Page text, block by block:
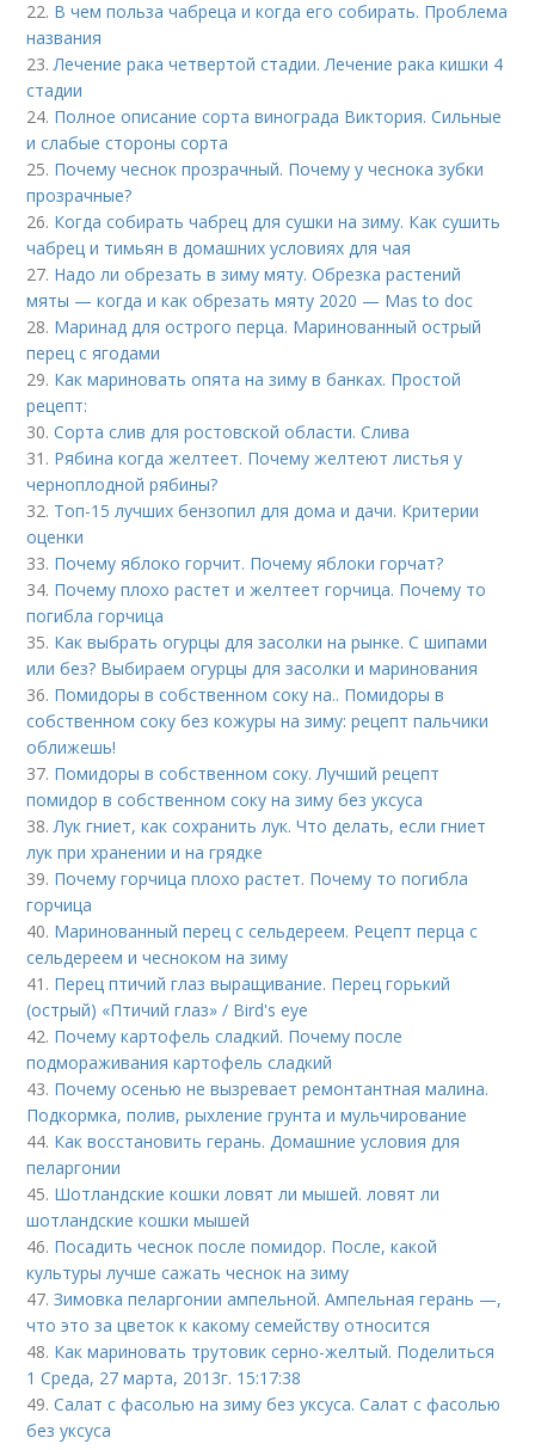
22. В чем польза чабреца и когда его собирать. Проблема
названия
23.Лечение рака четвертой стадии. Лечение рака кишки 4
стадии
24. Полное описание сорта винограда Виктория. Сильные
и слабые стороны сорта
25. Почему чеснок прозрачный. Почему у чеснока зубки
прозрачные?
26. Когда собирать чабрец для сушки на зиму. Как сушить
чабрец и тимьян в домашних условиях для чая
27. Надо ли обрезать в зиму мяту. Обрезка растений
мяты — когда и как обрезать мяту 2020 — Mas to doc
28. Маринад для острого перца. Маринованный острый
перец с ягодами
29. Как мариновать опята на зиму в банках. Простой
рецепт:
30.Сорта слив для ростовской области. Слива
31. Рябина когда желтеет. Почему желтеют листья у
черноплодной рябины?
32. Топ-15 лучших бензопил для дома и дачи. Критерии
оценки
33. Почему яблоко горчит. Почему яблоки горчат?
34. Почему плохо растет и желтеет горчица. Почему то
погибла горчица
35. Как выбрать огурцы для засолки на рынке. С шипами
или без? Выбираем огурцы для засолки и маринования
36. Помидоры в собственном соку на.. Помидоры в
собственном соку без кожуры на зиму: рецепт пальчики
оближешь!
37. Помидоры в собственном соку. Лучший рецепт
помидор в собственном соку на зиму без уксуса
38.Лук гниет, как сохранить лук. Что делать, если гниет
лук при хранении и на грядке
39. Почему горчица плохо растет. Почему то погибла
горчица
40. Маринованный перец с сельдереем. Рецепт перца с
сельдереем и чесноком на зиму
41. Перец птичий глаз выращивание. Перец горький
(острый) «Птичий глаз» / Bird's eye
42. Почему картофель сладкий. Почему после
подмораживания картофель сладкий
43. Почему осенью не вызревает ремонтантная малина.
Подкормка, полив, рыхление грунта и мульчирование
44. Как восстановить герань. Домашние условия для
пеларгонии
45. Шотландские кошки ловят ли мышей. ловят ли
шотландские кошки мышей
46. Посадить чеснок после помидор. После, какой
культуры лучше сажать чеснок на зиму
47.Зимовка пеларгонии ампельной. Ампельная герань —,
что это за цветок к какому семейству относится
48. Как мариновать трутовик серно-желтый. Поделиться
1 Среда, 27 марта, 2013г. 15:17:38
49.Салат с фасолью на зиму без уксуса. Салат с фасолью
без уксуса